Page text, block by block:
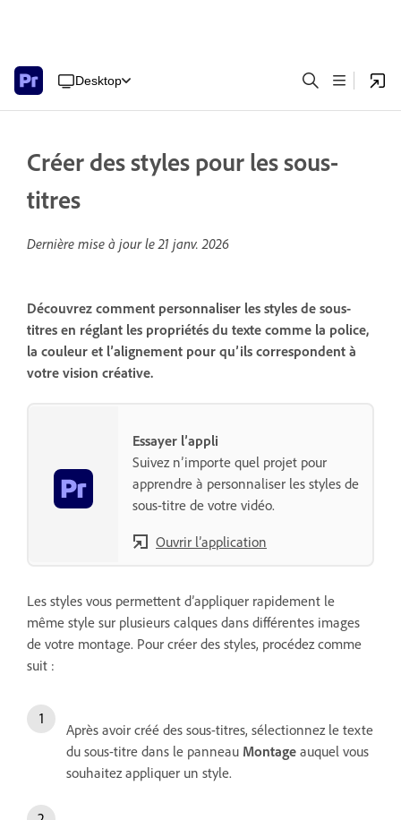
Desktop
Créer des styles pour les sous-
titres
Dernière mise à jour le21 janv. 2026
Découvrez comment personnaliser les styles de sous-
titres en réglant les propriétés du texte comme la police,
la couleur et l’alignement pour qu’ils correspondent à
votre vision créative.
Essayer l’appli
Suivez n’importe quel projet pour
apprendre à personnaliser les styles de
sous-titre de votre vidéo.
Ouvrir l’application
Les styles vous permettent dʼappliquer rapidement le
même style sur plusieurs calques dans différentes images
de votre montage. Pour créer des styles, procédez comme
suit :
Après avoir créé des sous-titres, sélectionnez le texte
du sous-titre dans le panneau Montage auquel vous
souhaitez appliquer un style.